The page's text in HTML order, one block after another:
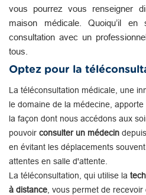
vous pourrez vous renseigner
maison médicale. Quoiqu’il
consultation avec un
tous.
Optez pour la
La téléconsultation médicale, une
le domaine de la médecine,
la façon dont nous accédons aux
pouvoir consulter un médecin
en évitant les déplacements
attentes en salle d'attente.
La téléconsultation, qui utilise la
à distance , vous permet de